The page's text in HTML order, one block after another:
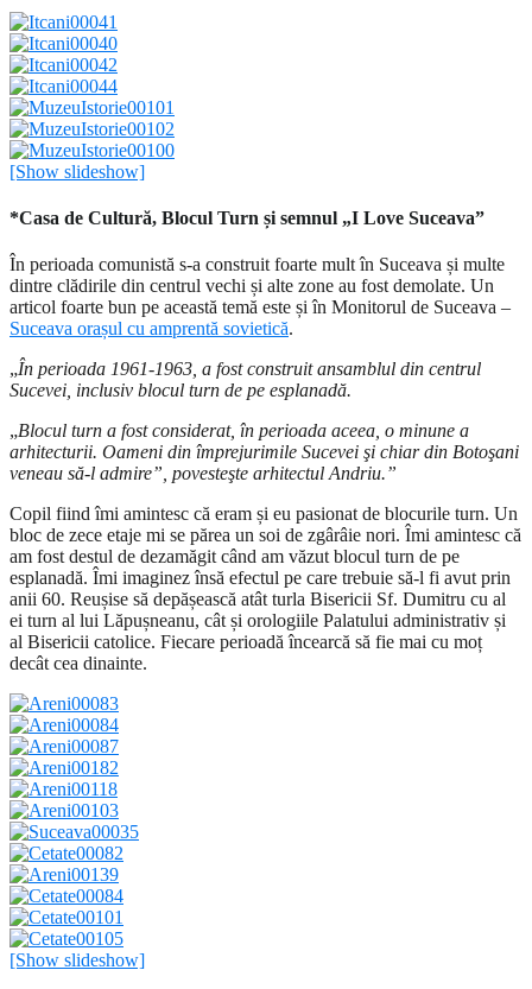
[Show slideshow]
*Casa de Cultură, Blocul Turn și semnul „I Love Suceava”
În perioada comunistă s-a construit foarte mult în Suceava și multe
dintre clădirile din centrul vechi și alte zone au fost demolate. Un
articol foarte bun pe această temă este și în Monitorul de Suceava –
Suceava orașul cu amprentă sovietică.
„În perioada 1961-1963, a fost construit ansamblul din centrul
Sucevei, inclusiv blocul turn de pe esplanadă.
„Blocul turn a fost considerat, în perioada aceea, o minune a
arhitecturii. Oameni din împrejurimile Sucevei şi chiar din Botoşani
veneau să-l admire”, povesteşte arhitectul Andriu.”
Copil fiind îmi amintesc că eram și eu pasionat de blocurile turn. Un
bloc de zece etaje mi se părea un soi de zgârâie nori. Îmi amintesc că
am fost destul de dezamăgit când am văzut blocul turn de pe
esplanadă. Îmi imaginez însă efectul pe care trebuie să-l fi avut prin
anii 60. Reușise să depășească atât turla Bisericii Sf. Dumitru cu al
ei turn al lui Lăpușneanu, cât și orologiile Palatului administrativ și
al Bisericii catolice. Fiecare perioadă încearcă să fie mai cu moț
decât cea dinainte.
[Show slideshow]